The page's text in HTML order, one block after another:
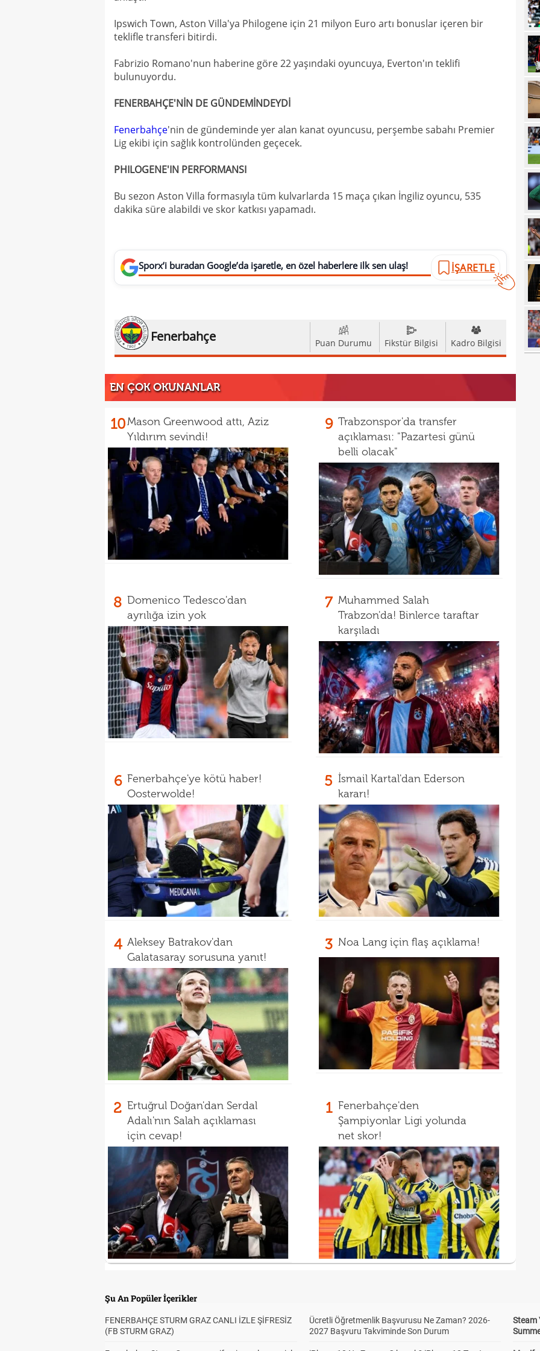
Ipswich Town, Aston Villa'ya Philogene için 21 milyon Euro artı bonuslar içeren bir
teklifle transferi bitirdi.
Fabrizio Romano'nun haberine göre 22 yaşındaki oyuncuya, Everton'ın teklifi
bulunuyordu.
FENERBAHÇE'NİN DE GÜNDEMİNDEYDİ
Fenerbahçe'nin de gündeminde yer alan kanat oyuncusu, perşembe sabahı Premier
Lig ekibi için sağlık kontrolünden geçecek.
PHILOGENE'IN PERFORMANSI
Bu sezon Aston Villa formasıyla tüm kulvarlarda 15 maça çıkan İngiliz oyuncu, 535
dakika süre alabildi ve skor katkısı yapamadı.
Sporx’i buradan Google’da işaretle, en özel haberlere ilk sen ulaş! İŞARETLE
Fenerbahçe Puan Durumu Fikstür Bilgisi Kadro Bilgisi
EN ÇOK OKUNANLAR
10Mason Greenwood attı, Aziz
Yıldırım sevindi!
9 Trabzonspor'da transfer
açıklaması: "Pazartesi günü
belli olacak"
8 Domenico Tedesco'dan
ayrılığa izin yok
7 Muhammed Salah
Trabzon'da! Binlerce taraftar
karşıladı
6 Fenerbahçe'ye kötü haber!
Oosterwolde!
5 İsmail Kartal'dan Ederson
kararı!
4 Aleksey Batrakov'dan
Galatasaray sorusuna yanıt!
3 Noa Lang için flaş açıklama!
2 Ertuğrul Doğan'dan Serdal
Adalı'nın Salah açıklaması
için cevap!
1 Fenerbahçe'den
Şampiyonlar Ligi yolunda
net skor!
Ligi
Şu An Popüler İçerikler
FENERBAHÇE STURM GRAZ CANLI İZLE ŞİFRESİZ
(FB STURM GRAZ)
Ücretli Öğretmenlik Başvurusu Ne Zaman? 2026-
2027 Başvuru Takviminde Son Durum
Steam